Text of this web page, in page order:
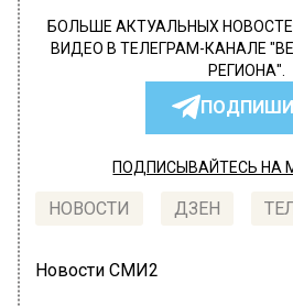
БОЛЬШЕ АКТУАЛЬНЫХ
ВИДЕО В ТЕЛЕГРАМ-КАНАЛЕ
РЕГИОНА".
ПОДПИСЫВАЙТЕСЬ НА
НОВОСТИ ДЗЕН
Новости СМИ2